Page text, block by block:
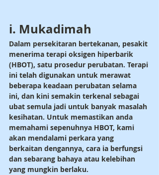
i. Mukadimah
Dalam persekitaran bertekanan, pesakit
menerima terapi oksigen hiperbarik
(HBOT), satu prosedur perubatan. Terapi
ini telah digunakan untuk merawat
beberapa keadaan perubatan selama
ini, dan kini semakin terkenal sebagai
ubat semula jadi untuk banyak masalah
kesihatan. Untuk memastikan anda
memahami sepenuhnya HBOT, kami
akan mendalami perkara yang
berkaitan dengannya, cara ia berfungsi
dan sebarang bahaya atau kelebihan
yang mungkin berlaku.